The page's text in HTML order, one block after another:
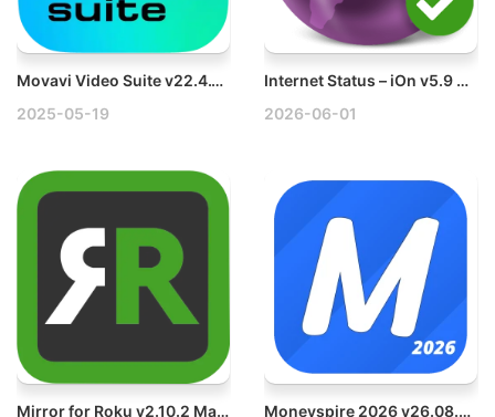
Movavi Video Suite v22.4.1 Mac视频编辑工具套装破解版
2025-05-19
Internet Status – iOn v5.9 Mac网络连接状态查看工具破解版
2026-06-01
Mirror for Roku v2.10.2 Mac智能电视投屏工具破解版
Moneyspire 2026 v26.08.3.0 Mac个人理财软件破解版